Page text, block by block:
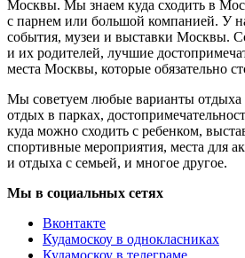
Москвы. Мы знаем куда сходить в
с парнем или большой компанией. У
события, музеи и выставки Москвы.
и их родителей, лучшие
места Москвы, которые обязательно
Мы советуем любые варианты
отдых в парках,
куда можно сходить с ребенком,
спортивные мероприятия, места для
и отдыха с семьей, и многое другое.
Мы в социальных сетях
Вконтакте
Кудамоскоу в однокласниках
Кудамоскоу в телеграме